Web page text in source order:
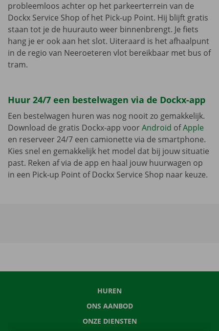
probleemloos achter op het parkeerterrein van de
Dockx Service Shop of het Pick-up Point. Hij blijft gratis
staan tot je de huurauto weer binnenbrengt. Je fiets
hang je er ook aan het slot. Uiteraard is het afhaalpunt
in de regio van Neeroeteren vlot bereikbaar met bus of
tram.
Huur 24/7 een bestelwagen via de Dockx-app
Een bestelwagen huren was nog nooit zo gemakkelijk.
Download de gratis Dockx-app voorAndroid ofApple
en reserveer 24/7 een camionette via de smartphone.
Kies snel en gemakkelijk het model dat bij jouw situatie
past. Reken af via de app en haal jouw huurwagen op
in een Pick-up Point of Dockx Service Shop naar keuze.
HUREN
ONS AANBOD
ONZE DIENSTEN